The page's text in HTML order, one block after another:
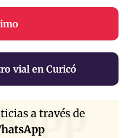
vial en Curicó
a través de